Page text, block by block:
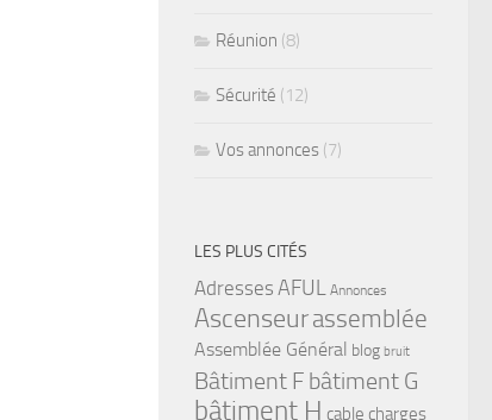
Réunion (8)
Sécurité (12)
Vos annonces (7)
LES PLUS CITÉS
Adresses AFUL Annonces
Ascenseurassemblée
Assemblée Général blog bruit
Bâtiment F bâtiment G
bâtiment H cable charges